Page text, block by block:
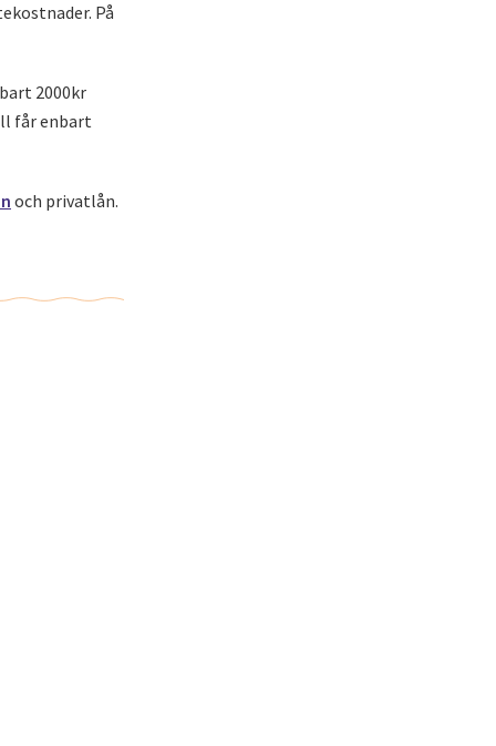
På
2000kr
får enbart
och privatlån.